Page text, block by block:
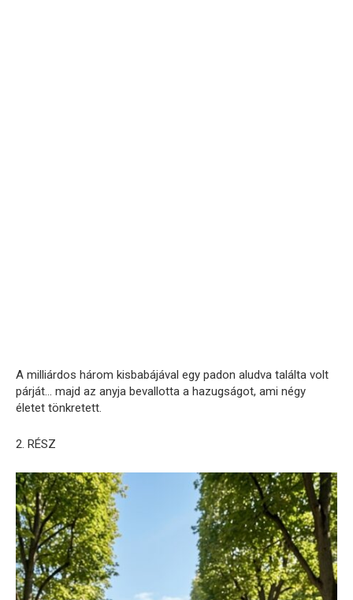
A milliárdos három kisbabájával egy padon aludva találta volt
párját… majd az anyja bevallotta a hazugságot, ami négy
életet tönkretett.
2. RÉSZ